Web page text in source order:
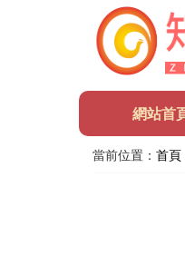
網站首
當前位置： 首頁